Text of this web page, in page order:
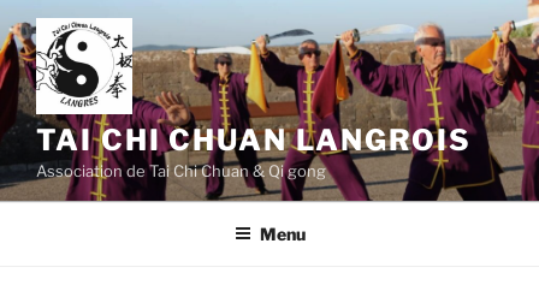
Aller
au
contenu
principal
TAI CHI CHUAN LANGROIS
Association de Tai Chi Chuan & Qi gong
Menu